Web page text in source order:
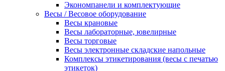
Экономпанели и комплектующие
Весы / Весовое оборудование
Весы крановые
Весы лабораторные, ювелирные
Весы торговые
Весы электронные складские напольные
Комплексы этикетирования (весы с печатью
этикеток)